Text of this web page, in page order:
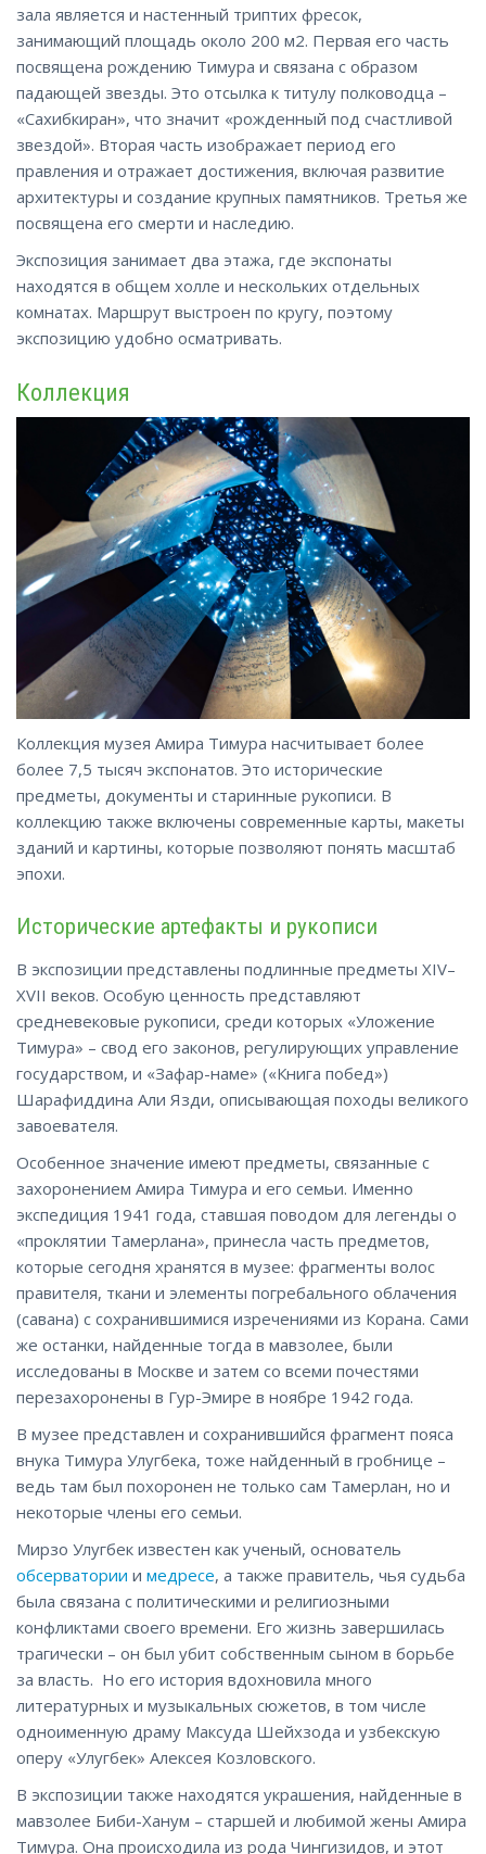
зала является и настенный триптих фресок,
занимающий площадь около 200 м2. Первая его часть
посвящена рождению Тимура и связана с образом
падающей звезды. Это отсылка к титулу полководца –
«Сахибкиран», что значит «рожденный под счастливой
звездой». Вторая часть изображает период его
правления и отражает достижения, включая развитие
архитектуры и создание крупных памятников. Третья же
посвящена его смерти и наследию.
Экспозиция занимает два этажа, где экспонаты
находятся в общем холле и нескольких отдельных
комнатах. Маршрут выстроен по кругу, поэтому
экспозицию удобно осматривать.
Коллекция
Коллекция музея Амира Тимура насчитывает более
более 7,5 тысяч экспонатов. Это исторические
предметы, документы и старинные рукописи. В
коллекцию также включены современные карты, макеты
зданий и картины, которые позволяют понять масштаб
эпохи.
Исторические артефакты и рукописи
В экспозиции представлены подлинные предметы XIV–
XVII веков. Особую ценность представляют
средневековые рукописи, среди которых «Уложение
Тимура» – свод его законов, регулирующих управление
государством, и «Зафар-наме» («Книга побед»)
Шарафиддина Али Язди, описывающая походы великого
завоевателя.
Особенное значение имеют предметы, связанные с
захоронением Амира Тимура и его семьи. Именно
экспедиция 1941 года, ставшая поводом для легенды о
«проклятии Тамерлана», принесла часть предметов,
которые сегодня хранятся в музее: фрагменты волос
правителя, ткани и элементы погребального облачения
(савана) с сохранившимися изречениями из Корана. Сами
же останки, найденные тогда в мавзолее, были
исследованы в Москве и затем со всеми почестями
перезахоронены в Гур-Эмире в ноябре 1942 года.
В музее представлен и сохранившийся фрагмент пояса
внука Тимура Улугбека, тоже найденный в гробнице –
ведь там был похоронен не только сам Тамерлан, но и
некоторые члены его семьи.
Мирзо Улугбек известен как ученый, основатель
обсерватории и медресе, а также правитель, чья судьба
была связана с политическими и религиозными
конфликтами своего времени. Его жизнь завершилась
трагически – он был убит собственным сыном в борьбе
за власть. Но его история вдохновила много
литературных и музыкальных сюжетов, в том числе
одноименную драму Максуда Шейхзода и узбекскую
оперу «Улугбек» Алексея Козловского.
В экспозиции также находятся украшения, найденные в
мавзолее Биби-Ханум – старшей и любимой жены Амира
Тимура. Она происходила из рода Чингизидов, и этот